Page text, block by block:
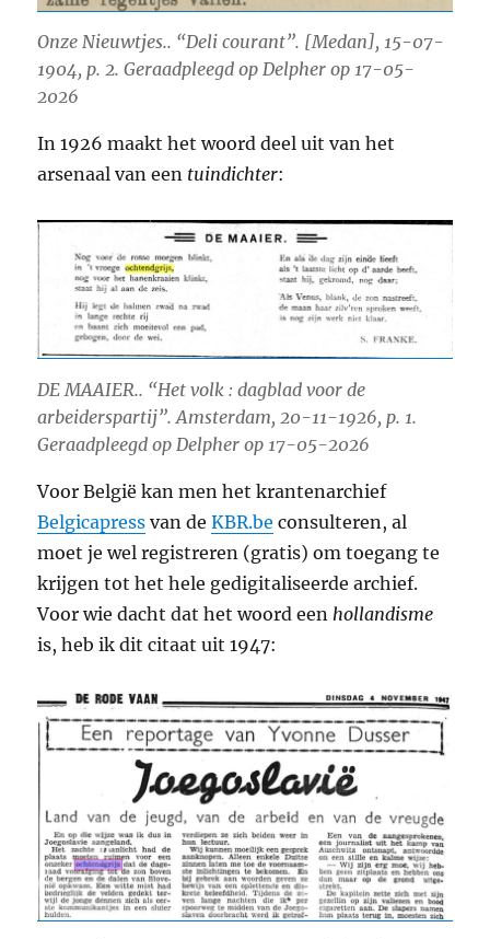
Onze Nieuwtjes.. “Deli courant”. [Medan], 15-07-
1904, p. 2. Geraadpleegd op Delpher op 17-05-
2026
In 1926 maakt het woord deel uit van het
arsenaal van een tuindichter:
DE MAAIER.. “Het volk : dagblad voor de
arbeiderspartĳ”. Amsterdam, 20-11-1926, p. 1.
Geraadpleegd op Delpher op 17-05-2026
Voor België kan men het krantenarchief
Belgicapress van deKBR.be consulteren, al
moet je wel registreren (gratis) om toegang te
krijgen tot het hele gedigitaliseerde archief.
Voor wie dacht dat het woord een hollandisme
is, heb ik dit citaat uit 1947: